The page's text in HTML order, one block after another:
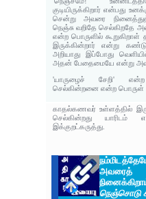
குடியிருக்கிறார் என்பது
சென்று அவரை
நெஞ்சு வறிதே செல்கிறதே
என்ற பொருளில்
இருக்கின்றார் என்று
அறியாது இப்போது
அதன் பேதைமையே என்று
'யாருழைச் சேறி'
செல்கின்றனை என்ற பொருள்
காதல்கணவர் உள்ளத்தில்
செல்கின்றது
இக்குறட்கருத்து.
அவரைத்
நெஞ்சொடு